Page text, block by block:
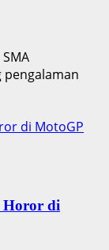
pengalaman
di MotoGP
Horor di